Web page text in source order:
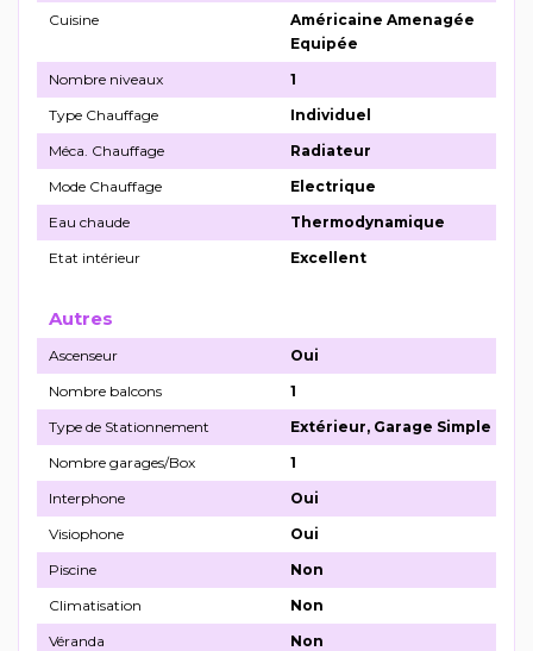
Cuisine
Américaine Amenagée
Equipée
Nombre niveaux
1
Type Chauffage
Individuel
Méca. Chauffage
Radiateur
Mode Chauffage
Electrique
Eau chaude
Thermodynamique
Etat intérieur
Excellent
Autres
Ascenseur
Oui
Nombre balcons
1
Type de Stationnement
Extérieur, Garage Simple
Nombre garages/Box
1
Interphone
Oui
Visiophone
Oui
Piscine
Non
Climatisation
Non
Véranda
Non